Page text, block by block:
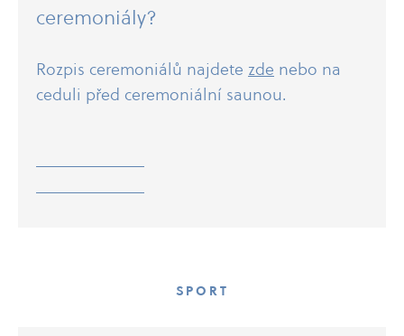
ceremoniály?
Rozpis ceremoniálů najdete zde nebo na
ceduli před ceremoniální saunou.
SPORT